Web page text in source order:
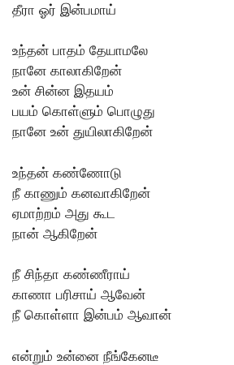
தீரா ஓர் இன்பமாய்
உந்தன் பாதம் தேயாமலே
நானே காலாகிறேன்
உன் சின்ன இதயம்
பயம் கொள்ளும் பொழுது
நானே உன் துயிலாகிறேன்
உந்தன் கண்ணோடு
நீ காணும் கனவாகிறேன்
ஏமாற்றம் அது கூட
நான் ஆகிறேன்
நீ சிந்தா கண்ணீராய்
காணா பரிசாய் ஆவேன்
நீ கொள்ளா இன்பம் ஆவான்
என்றும் உன்னை நீங்கேனடீ